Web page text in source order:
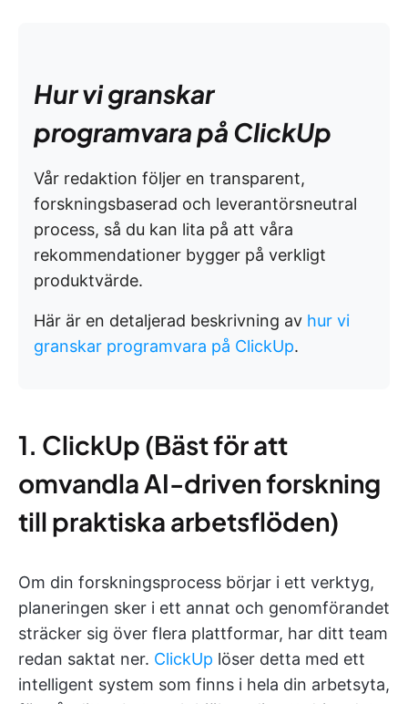
Hur vi granskar
programvara på ClickUp
Vår redaktion följer en transparent,
forskningsbaserad och leverantörsneutral
process, så du kan lita på att våra
rekommendationer bygger på verkligt
produktvärde.
Här är en detaljerad beskrivning av hur vi
granskar programvara på ClickUp.
1. ClickUp (Bäst för att
omvandla AI-driven forskning
till praktiska arbetsflöden)
Om din forskningsprocess börjar i ett verktyg,
planeringen sker i ett annat och genomförandet
sträcker sig över flera plattformar, har ditt team
redan saktat ner. ClickUp löser detta med ett
intelligent system som finns i hela din arbetsyta,